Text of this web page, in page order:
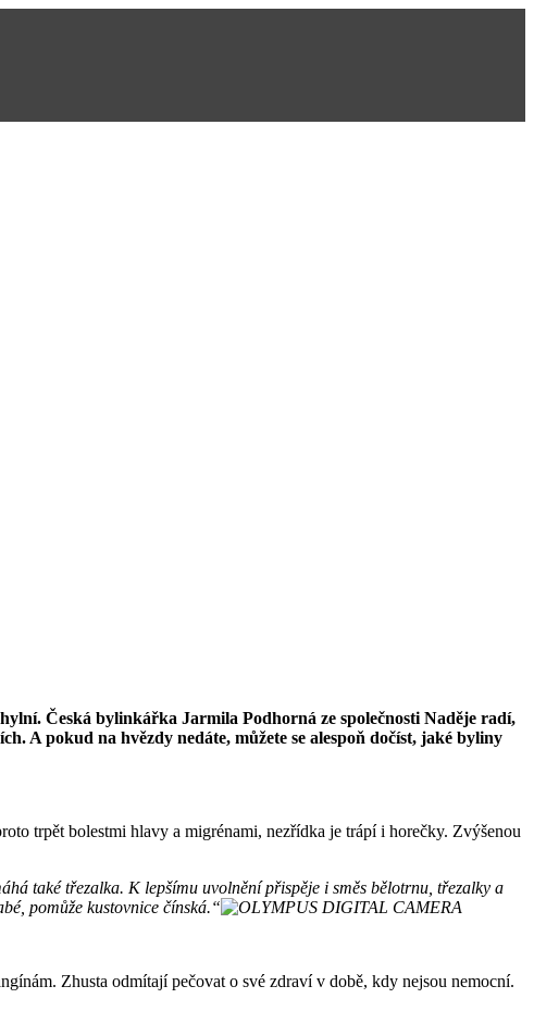
Česká bylinkářka Jarmila Podhorná ze společnosti Naděje radí,
A pokud na hvězdy nedáte, můžete se alespoň dočíst, jaké byliny
trpět bolestmi hlavy a migrénami, nezřídka je trápí i horečky. Zvýšenou
také třezalka. K lepšímu uvolnění přispěje i směs bělotrnu, třezalky a
pomůže kustovnice čínská.“
Zhusta odmítají pečovat o své zdraví v době, kdy nejsou nemocní.